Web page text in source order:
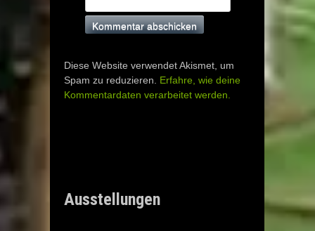
Diese Website verwendet Akismet, um
Spam zu reduzieren. Erfahre, wie deine
Kommentardaten verarbeitet werden.
Ausstellungen